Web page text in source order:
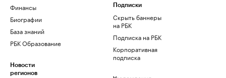
Финансы
Биографии
База знаний
РБК Образование
Новости
регионов
Подписки
Скрыть баннеры
на РБК
Подписка на РБК
Корпоративная
подписка